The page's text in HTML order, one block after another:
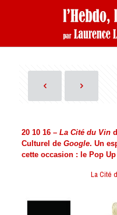
20 10 16 – La Cité du Vin
Culturel de Google. Un
cette occasion : le Pop
La Cité